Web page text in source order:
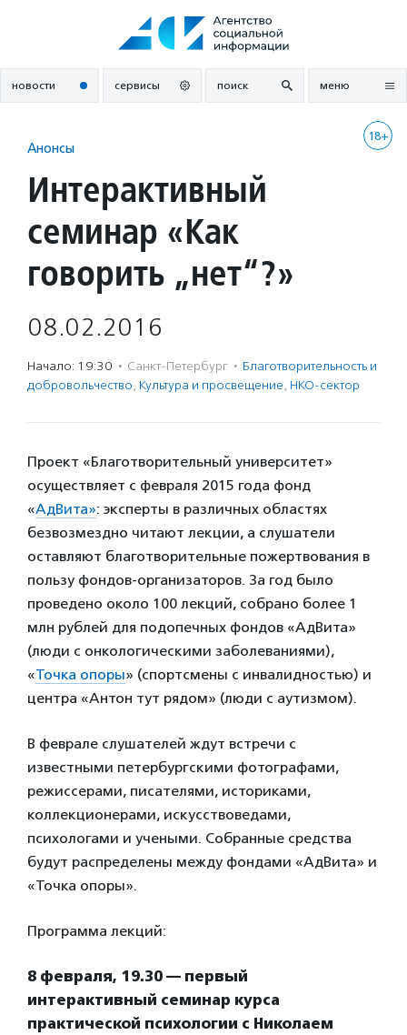
новости сервисы поиск меню
18+
Анонсы
Интерактивный
семинар «Как
говорить „нет“?»
08.02.2016
Начало: 19:30 · Санкт-Петербург · Благотвори­тель­ность и
доброволь­чест­во, Культура и просвещение, НКО-сектор
Проект «Благотворительный университет»
осуществляет с февраля 2015 года фонд
«АдВита»: эксперты в различных областях
безвозмездно читают лекции, а слушатели
оставляют благотворительные пожертвования в
пользу фондов-организаторов. За год было
проведено около 100 лекций, собрано более 1
млн рублей для подопечных фондов «АдВита»
(люди с онкологическими заболеваниями),
«Точка опоры» (спортсмены с инвалидностью) и
центра «Антон тут рядом» (люди с аутизмом).
В феврале слушателей ждут встречи с
известными петербургскими фотографами,
режиссерами, писателями, историками,
коллекционерами, искусствоведами,
психологами и учеными. Собранные средства
будут распределены между фондами «АдВита» и
«Точка опоры».
Программа лекций:
8 февраля, 19.30 — первый
интерактивный семинар курса
практической психологии с Николаем